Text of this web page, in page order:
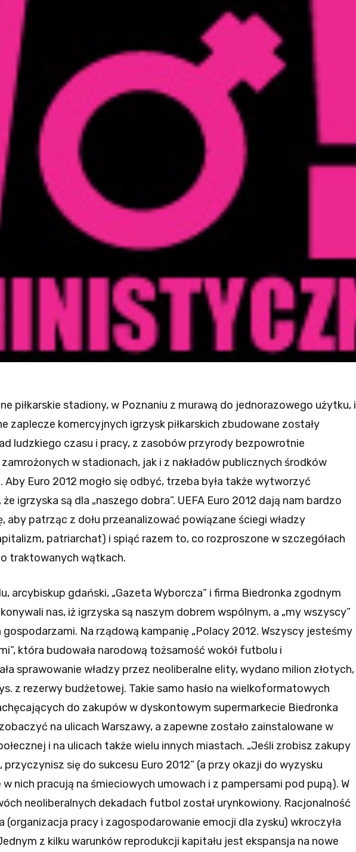
piłkarskie stadiony, w Poznaniu z murawą do jednorazowego użytku, i
zaplecze komercyjnych igrzysk piłkarskich zbudowane zostały
ludzkiego czasu i pracy, z zasobów przyrody bezpowrotnie
w stadionach, jak i z nakładów publicznych środków
Aby Euro 2012 mogło się odbyć, trzeba była także wytworzyć
igrzyska są dla „naszego dobra”. UEFA Euro 2012 dają nam bardzo
aby patrząc z dołu przeanalizować powiązane ściegi władzy
patriarchat) i spiąć razem to, co rozproszone w szczegółach
traktowanych wątkach.
arcybiskup gdański, „Gazeta Wyborcza” i firma Biedronka zgodnym
nas, iż igrzyska są naszym dobrem wspólnym, a „my wszyscy”
Na rządową kampanię „Polacy 2012. Wszyscy jesteśmy
która budowała narodową tożsamość wokół futbolu i
sprawowanie władzy przez neoliberalne elity, wydano milion złotych,
z rezerwy budżetowej. Takie samo hasło na wielkoformatowych
do zakupów w dyskontowym supermarkecie Biedronka
na ulicach Warszawy, a zapewne zostało zainstalowane w
i na ulicach także wielu innych miastach. „Jeśli zrobisz zakupy
przyczynisz się do sukcesu Euro 2012” (a przy okazji do wyzysku
nich pracują na śmieciowych umowach i z pampersami pod pupą). W
neoliberalnych dekadach futbol został urynkowiony. Racjonalność
(organizacja pracy i zagospodarowanie emocji dla zysku) wkroczyła
z kilku warunków reprodukcji kapitału jest ekspansja na nowe